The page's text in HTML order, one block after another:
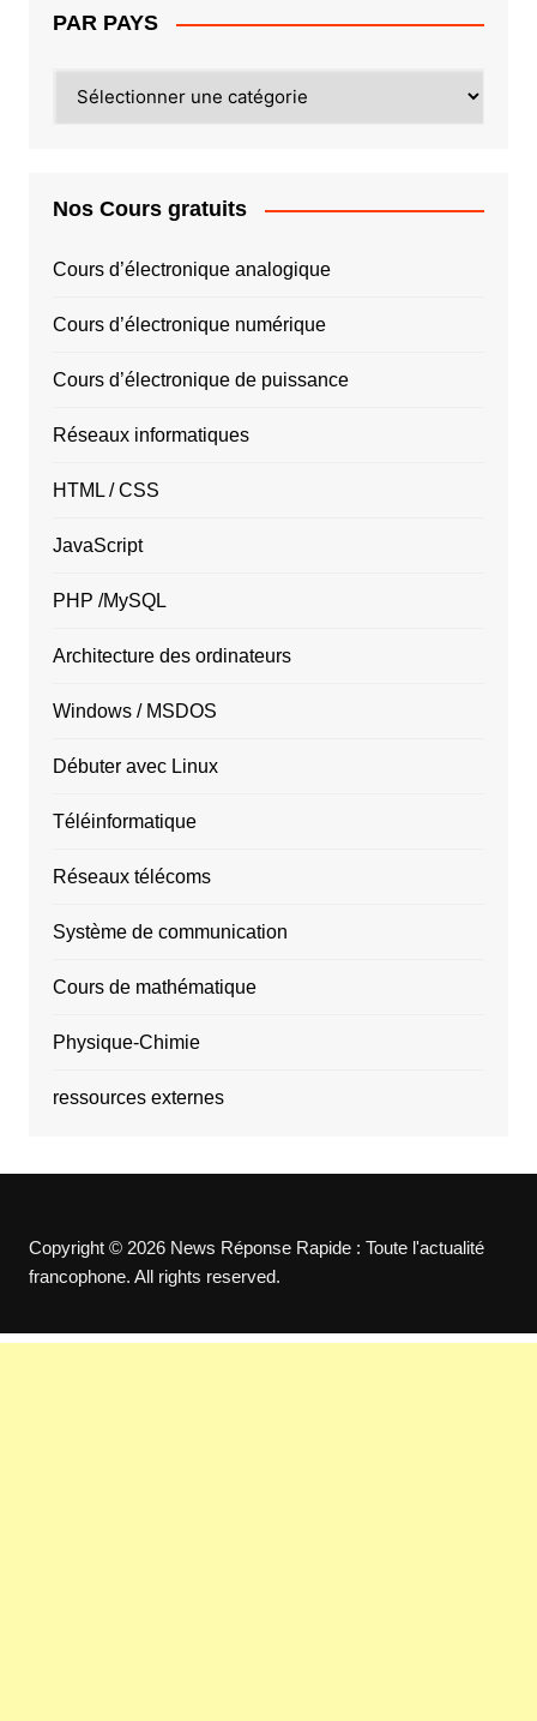
PAR PAYS
PAYS
Nos Cours gratuits
Cours d’électronique analogique
Cours d’électronique numérique
Cours d’électronique de puissance
Réseaux informatiques
HTML / CSS
JavaScript
PHP /MySQL
Architecture des ordinateurs
Windows / MSDOS
Débuter avec Linux
Téléinformatique
Réseaux télécoms
Système de communication
Cours de mathématique
Physique-Chimie
ressources externes
Copyright © 2026 News Réponse Rapide : Toute l'actualité
francophone. All rights reserved.